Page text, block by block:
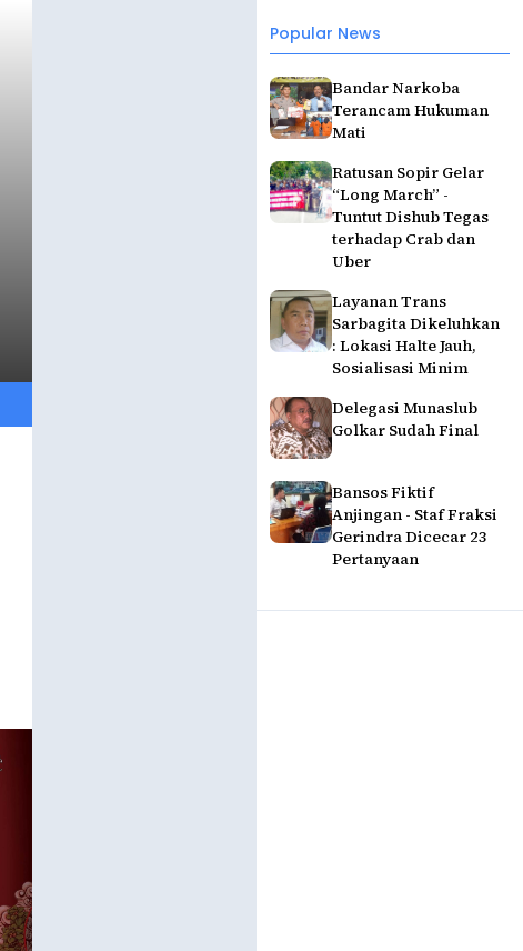
Popular News
Bandar Narkoba
Terancam Hukuman
Mati
Ratusan Sopir Gelar
“Long March” -
Tuntut Dishub Tegas
terhadap Crab dan
Uber
Layanan Trans
Sarbagita Dikeluhkan
: Lokasi Halte Jauh,
Sosialisasi Minim
Delegasi Munaslub
Golkar Sudah Final
Bansos Fiktif
Anjingan - Staf Fraksi
Gerindra Dicecar 23
Pertanyaan